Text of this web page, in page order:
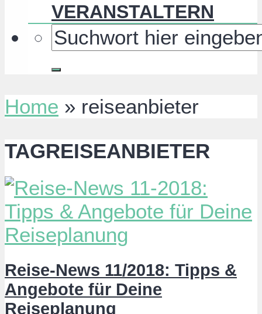
VERANSTALTERN
Home » reiseanbieter
TAGREISEANBIETER
Reise-News 11/2018: Tipps &
Angebote für Deine
Reiseplanung